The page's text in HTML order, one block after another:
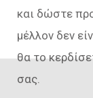
και δώστε
μέλλον δεν
θα το
σας.